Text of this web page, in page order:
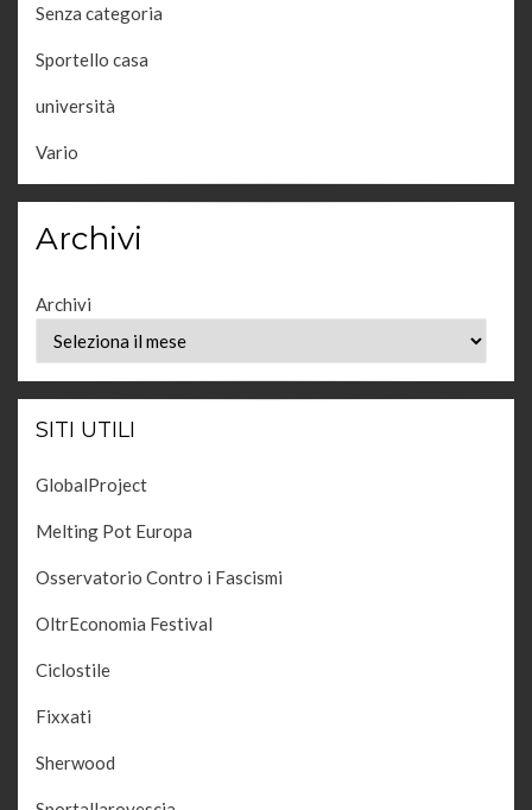
Senza categoria
Sportello casa
università
Vario
Archivi
Archivi
SITI UTILI
GlobalProject
Melting Pot Europa
Osservatorio Contro i Fascismi
OltrEconomia Festival
Ciclostile
Fixxati
Sherwood